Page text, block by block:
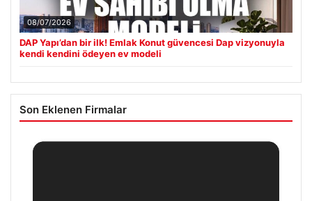
08/07/2026
DAP Yapı’dan bir ilk! Emlak Konut güvencesi Dap vizyonuyla
kendi kendini ödeyen ev modeli
Son Eklenen Firmalar